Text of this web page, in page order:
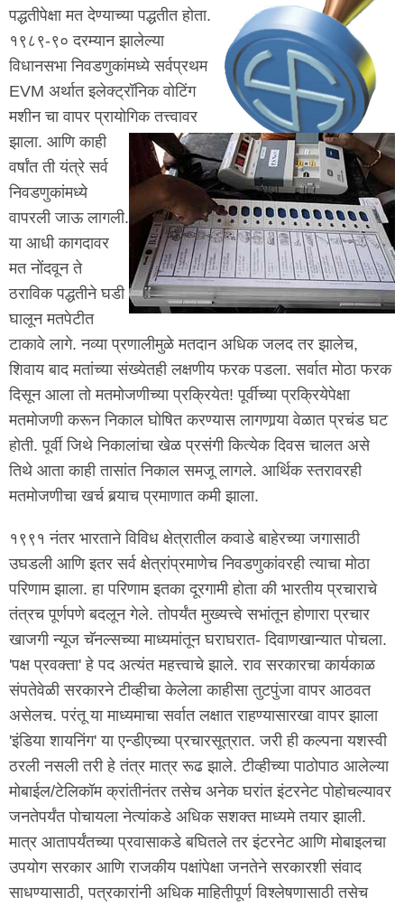
पद्धतीपेक्षा मत देण्याच्या पद्धतीत होता.
१९८९-९० दरम्यान झालेल्या
विधानसभा निवडणुकांमध्ये सर्वप्रथम
EVM अर्थात इलेक्ट्रॉनिक वोटिंग
मशीन चा वापर प्रायोगिक तत्त्वावर
झाला. आणि काही
वर्षांत ती यंत्रे सर्व
निवडणुकांमध्ये
वापरली जाऊ लागली.
या आधी कागदावर
मत नोंदवून ते
ठराविक पद्धतीने घडी
घालून मतपेटीत
टाकावे लागे. नव्या प्रणालीमुळे मतदान अधिक जलद तर झालेच,
शिवाय बाद मतांच्या संख्येतही लक्षणीय फरक पडला. सर्वात मोठा फरक
दिसून आला तो मतमोजणीच्या प्रक्रियेत! पूर्वीच्या प्रक्रियेपेक्षा
मतमोजणी करून निकाल घोषित करण्यास लागणार्‍या वेळात प्रचंड घट
होती. पूर्वी जिथे निकालांचा खेळ प्रसंगी कित्येक दिवस चालत असे
तिथे आता काही तासांत निकाल समजू लागले. आर्थिक स्तरावरही
मतमोजणीचा खर्च बर्‍याच प्रमाणात कमी झाला.
१९९१ नंतर भारताने विविध क्षेत्रातील कवाडे बाहेरच्या जगासाठी
उघडली आणि इतर सर्व क्षेत्रांप्रमाणेच निवडणुकांवरही त्याचा मोठा
परिणाम झाला. हा परिणाम इतका दूरगामी होता की भारतीय प्रचाराचे
तंत्रच पूर्णपणे बदलून गेले. तोपर्यंत मुख्यत्त्वे सभांतून होणारा प्रचार
खाजगी न्यूज चॅनल्सच्या माध्यमांतून घराघरात- दिवाणखान्यात पोचला.
'पक्ष प्रवक्ता' हे पद अत्यंत महत्त्वाचे झाले. राव सरकारचा कार्यकाळ
संपतेवेळी सरकारने टीव्हीचा केलेला काहीसा तुटपुंजा वापर आठवत
असेलच. परंतू या माध्यमाचा सर्वात लक्षात राहण्यासारखा वापर झाला
'इंडिया शायनिंग' या एन्डीएच्या प्रचारसूत्रात. जरी ही कल्पना यशस्वी
ठरली नसली तरी हे तंत्र मात्र रूढ झाले. टीव्हीच्या पाठोपाठ आलेल्या
मोबाईल/टेलिकॉम क्रांतीनंतर तसेच अनेक घरांत इंटरनेट पोहोचल्यावर
जनतेपर्यंत पोचायला नेत्यांकडे अधिक सशक्त माध्यमे तयार झाली.
मात्र आतापर्यंतच्या प्रवासाकडे बघितले तर इंटरनेट आणि मोबाइलचा
उपयोग सरकार आणि राजकीय पक्षांपेक्षा जनतेने सरकारशी संवाद
साधण्यासाठी, पत्रकारांनी अधिक माहितीपूर्ण विश्लेषणासाठी तसेच